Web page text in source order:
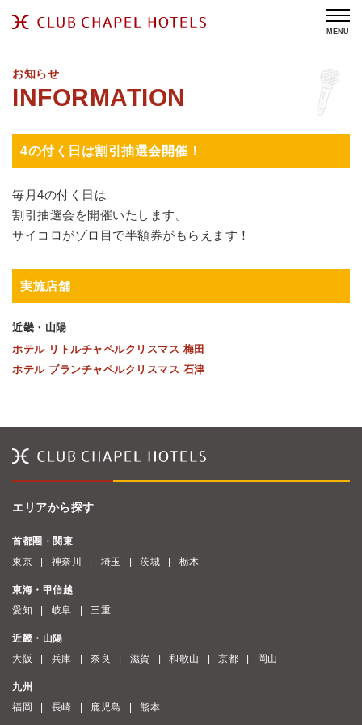
MENU
お知らせ
4の付く日は割引抽選会開催！
毎月4の付く日は
割引抽選会を開催いたします。
サイコロがゾロ目で半額券がもらえます！
実施店舗
近畿・山陽
ホテル リトルチャペルクリスマス 梅田
ホテル ブランチャペルクリスマス 石津
エリアから探す
首都圏・関東
東京
神奈川 埼玉 茨城 栃木
東海・甲信越
愛知
岐阜 三重
近畿・山陽
大阪
兵庫 奈良 滋賀 和歌山 京都 岡山
九州
福岡
長崎 鹿児島 熊本